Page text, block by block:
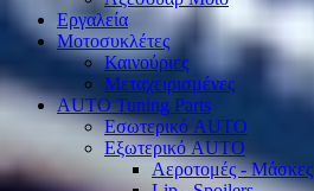
Εργαλεία
Μοτοσυκλέτες
Καινούριες
Μεταχειρισμένες
AUTO Tuning Parts
Εσωτερικό AUTO
Εξωτερικό AUTO
Αεροτομές - Μάσκες